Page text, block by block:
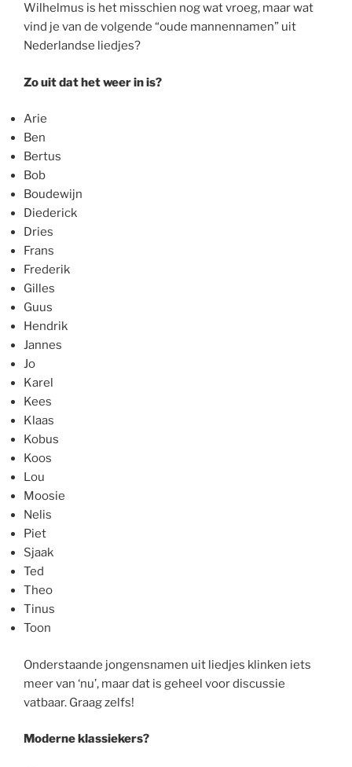
Wilhelmus is het misschien nog wat vroeg, maar wat
vind je van de volgende “oude mannennamen” uit
Nederlandse liedjes?
Zo uit dat het weer in is?
Arie
Ben
Bertus
Bob
Boudewijn
Diederick
Dries
Frans
Frederik
Gilles
Guus
Hendrik
Jannes
Jo
Karel
Kees
Klaas
Kobus
Koos
Lou
Moosie
Nelis
Piet
Sjaak
Ted
Theo
Tinus
Toon
Onderstaande jongensnamen uit liedjes klinken iets
meer van ‘nu’, maar dat is geheel voor discussie
vatbaar. Graag zelfs!
Moderne klassiekers?